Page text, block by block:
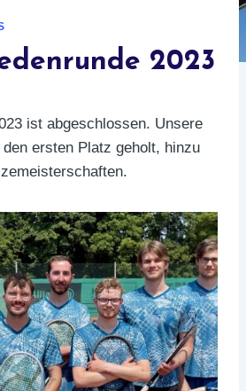
2023
ist abgeschlossen. Unsere
ersten Platz geholt, hinzu